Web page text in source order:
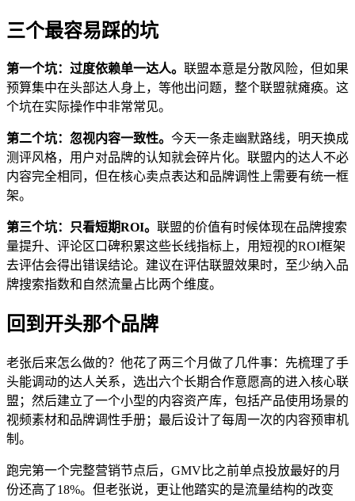
三个最容易踩的坑
第一个坑：过度依赖单一达人。 联盟本意是分散风险，但如果
预算集中在头部达人身上，等他出问题，整个联盟就瘫痪。这
个坑在实际操作中非常常见。
第二个坑：忽视内容一致性。 今天一条走幽默路线，明天换成
测评风格，用户对品牌的认知就会碎片化。联盟内的达人不必
内容完全相同，但在核心卖点表达和品牌调性上需要有统一框
架。
第三个坑：只看短期ROI。 联盟的价值有时候体现在品牌搜索
量提升、评论区口碑积累这些长线指标上，用短视的ROI框架
去评估会得出错误结论。建议在评估联盟效果时，至少纳入品
牌搜索指数和自然流量占比两个维度。
回到开头那个品牌
老张后来怎么做的？他花了两三个月做了几件事：先梳理了手
头能调动的达人关系，选出六个长期合作意愿高的进入核心联
盟；然后建立了一个小型的内容资产库，包括产品使用场景的
视频素材和品牌调性手册；最后设计了每周一次的内容预审机
制。
跑完第一个完整营销节点后，GMV比之前单点投放最好的月
份还高了18%。但老张说，更让他踏实的是流量结构的改变